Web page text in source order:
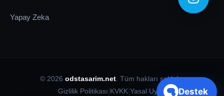
Yapay Zeka
© 2026 odstasarim.net. Tüm hakları saklıdır.
Gizlilik Politikası KVKK Yasal Uyarı Destek